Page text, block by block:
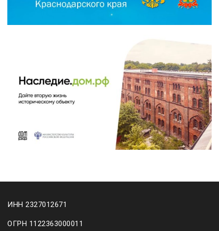
ИНН 2327012671
ОГРН 1122363000011